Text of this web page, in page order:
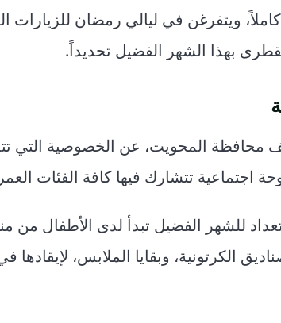
ويتفرغن في ليالي رمضان للزيارات
بهذا الشهر الفضيل تحديداً.
المحويت، عن الخصوصية التي
اجتماعية تتشارك فيها كافة الفئات
للشهر الفضيل تبدأ لدى الأطفال
الكرتونية، وبقايا الملابس، لإيقادها